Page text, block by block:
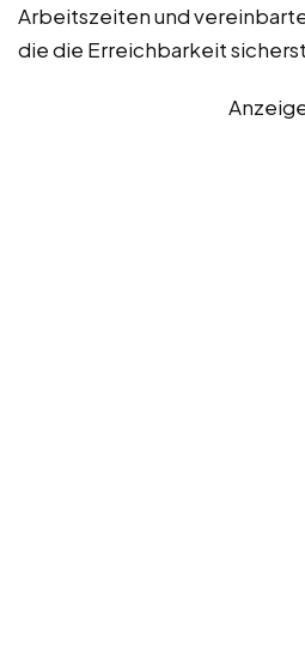
Arbeitszeiten und
die die Erreichbarkeit